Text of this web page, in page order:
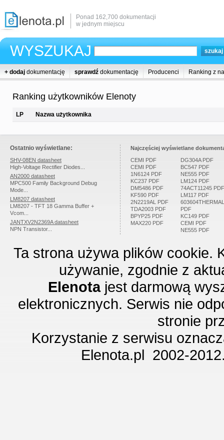
Ponad 162,700 dokumentacji
w jednym miejscu
WYSZUKAJ
+ dodaj dokumentację sprawdź dokumentację Producenci Ranking z
Ranking użytkowników Elenoty
LP Nazwa użytkownika
Ostatnio wyświetlane:
SHV-08EN datasheet
High-Voltage Rectifier Diodes...
AN2000 datasheet
MPC500 Family Background Debug
Mode...
LM8207 datasheet
LM8207 - TFT 18 Gamma Buffer +
Vcom...
JANTXV2N2369A datasheet
NPN Transistor...
Najczęściej wyświetlane
CEMI PDF
CEMI PDF
1N6124 PDF
KC237 PDF
DM5486 PDF
KF590 PDF
2N2219AL PDF
TDA2003 PDF
BPYP25 PDF
MAX220 PDF
DG304A PDF
BC547 PDF
NE555 PDF
LM124 PDF
74ACT11245 PDF
LM117 PDF
603604THERMAL
PDF
KC149 PDF
CEMI PDF
NE555 PDF
Ta strona używa plików cookie.
używanie, zgodnie z
Elenotajest darmową
elektronicznych. Serwis nie
stronie
Korzystanie z serwisu
Elenota.pl 2002-